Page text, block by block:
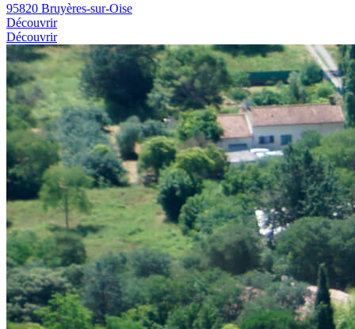
95820 Bruyères-sur-Oise
Découvrir
Découvrir